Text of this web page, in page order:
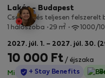
Lakás - Budapest
Csendes és teljesen felszerelt
1 hálószoba
29 m2 1000/
2027. júl. 1. – 2027. júl. 30.
10 000 Ft / éjszaka
Minden díj benne van·Nincs
StayProtection
+ Stay Benefits